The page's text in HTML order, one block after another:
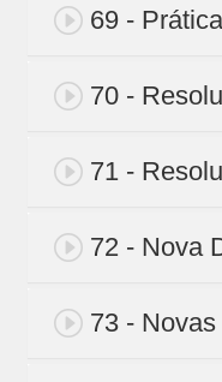
69 - Prática
70 -
71 -
72 - Nova
73 -